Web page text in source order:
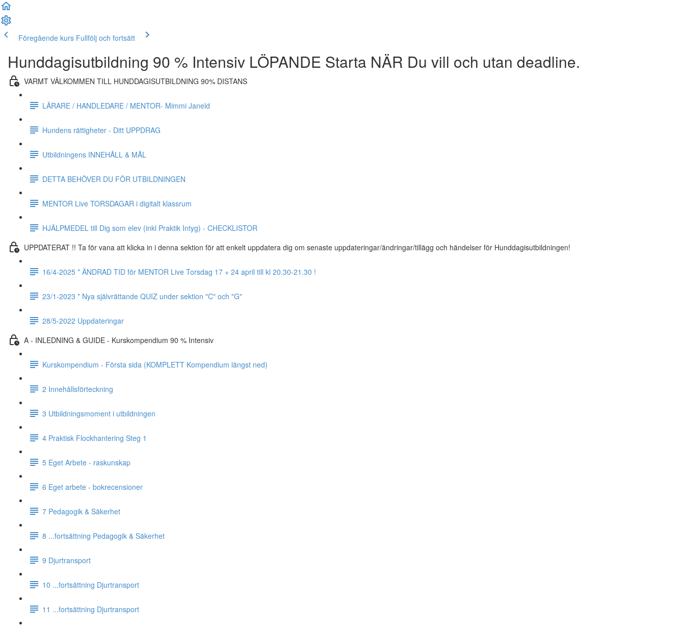
Föregående kurs Fullfölj och fortsätt
Hunddagisutbildning 90 % Intensiv LÖPANDE Starta NÄR Du vill och utan deadline.
VARMT VÄLKOMMEN TILL HUNDDAGISUTBILDNING 90% DISTANS
LÄRARE / HANDLEDARE / MENTOR- Mimmi Janeld
Hundens rättigheter - Ditt UPPDRAG
Utbildningens INNEHÅLL & MÅL
DETTA BEHÖVER DU FÖR UTBILDNINGEN
MENTOR Live TORSDAGAR i digitalt klassrum
HJÄLPMEDEL till Dig som elev (inkl Praktik Intyg) - CHECKLISTOR
UPPDATERAT !! Ta för vana att klicka in i denna sektion för att enkelt uppdatera dig om senaste uppdateringar/ändringar/tillägg och händelser för Hunddagisutbildningen!
16/4-2025 * ÄNDRAD TID för MENTOR Live Torsdag 17 + 24 april till kl 20.30-21.30 !
23/1-2023 * Nya självrättande QUIZ under sektion "C" och "G"
28/5-2022 Uppdateringar
A - INLEDNING & GUIDE - Kurskompendium 90 % Intensiv
Kurskompendium - Första sida (KOMPLETT Kompendium längst ned)
2 Innehållsförteckning
3 Utbildningsmoment i utbildningen
4 Praktisk Flockhantering Steg 1
5 Eget Arbete - raskunskap
6 Eget arbete - bokrecensioner
7 Pedagogik & Säkerhet
8 ...fortsättning Pedagogik & Säkerhet
9 Djurtransport
10 ...fortsättning Djurtransport
11 ...fortsättning Djurtransport